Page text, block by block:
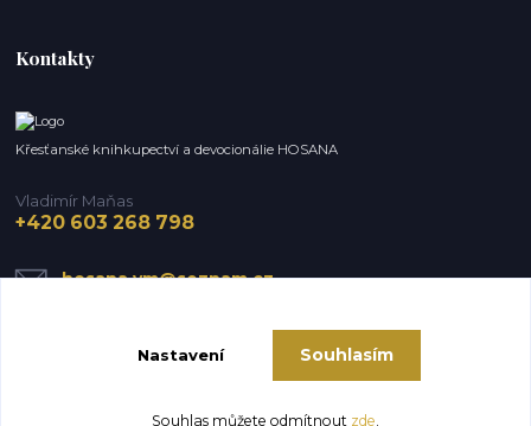
Kontakty
Křesťanské knihkupectví a devocionálie HOSANA
Vladimír Maňas
+420 603 268 798
hosana.vm@seznam.cz
Nastavení Souhlasím
Souhlas můžete odmítnout zde